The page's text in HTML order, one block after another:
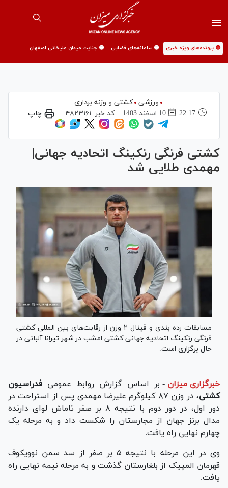
🟡 پرونده‌های ویژه خبری 🟡 سامانه‌های قضایی 🟡 جنایت میدان علیخانی اصفهان
ورزشی
کشتی و وزنه برداری
22:17
10 اسفند 1403 کد خبر: ۴۸۲۳۱۶۱ چاپ
کشتی فرنگی رنکینگ اتحادیه جهانی|
مهمدی طلایی شد
مسابقات رده بندی و فینال ۲ وزن از رقابت‌های بین المللی کشتی
فرنگی رنکینگ اتحادیه جهانی کشتی امشب در شهر تیرانا آلبانی در
حال برگزاری است.
خبرگزاری میزان - بر اساس گزارش روابط عمومی فدراسیون
کشتی
، در وزن ۸۷ کیلوگرم علیرضا مهمدی پس از استراحت در
دور اول، در دور دوم با نتیجه ۸ بر صفر تاماش لوای دارنده
مدال برنز جهان از مجارستان را شکست داد و به مرحله یک
چهارم نهایی راه یافت.
وی در این مرحله با نتیجه ۵ بر صفر از سد سمن نوویکوف
قهرمان المپیک از بلغارستان گذشت و به مرحله نیمه نهایی راه
یافت.